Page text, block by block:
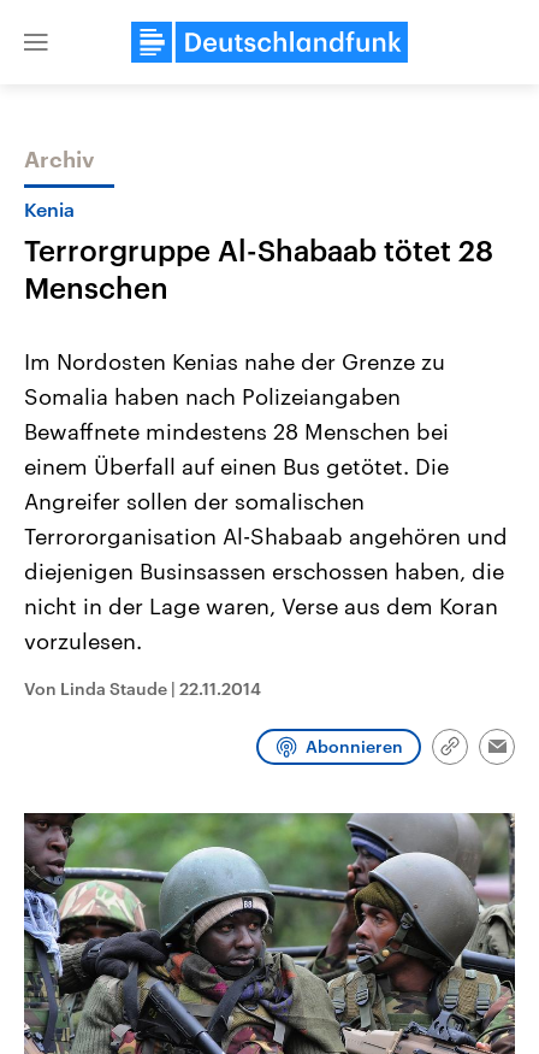
Close
Themen
Landtagswahl Sachsen-Anhalt
2026
Alle Informationen
Sachsen-Anhalt wählt am 6.
September 2026 einen neuen
Landtag. Seit 2021 wird das
Bundesland von einer Koalition aus
CDU, SPD und FDP regiert.-
Umfragen, Prognosen,
Wahlprogramme, aktuelle Berichte
und Hintergründe zu den Parteien
und Kandidaten der anstehenden
Wahl.
Aktuelle Beiträge,
Hintergründe
Wirtschaftlich und
gehören die Vereinigten
den mächtigsten Ländern
mit großem Einfluss auf
aktuelle Weltgeschehen.
Sendungen Programm Podcasts
Archiv
Kenia
Terrorgruppe Al-Shabaab tötet 28
Menschen
Im Nordosten Kenias nahe der Grenze zu
Somalia haben nach Polizeiangaben
Bewaffnete mindestens 28 Menschen bei
einem Überfall auf einen Bus getötet. Die
Angreifer sollen der somalischen
Terrororganisation Al-Shabaab angehören und
diejenigen Businsassen erschossen haben, die
nicht in der Lage waren, Verse aus dem Koran
vorzulesen.
Von Linda Staude | 22.11.2014
Abonnieren
Link